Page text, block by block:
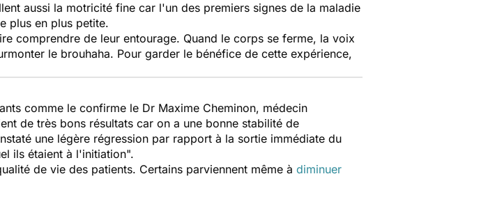
aussi la motricité fine car l'un des premiers signes de la maladie
plus en plus petite.
comprendre de leur entourage. Quand le corps se ferme, la voix
le brouhaha. Pour garder le bénéfice de cette expérience,
comme le confirme le Dr Maxime Cheminon, médecin
de très bons résultats car on a une bonne stabilité de
une légère régression par rapport à la sortie immédiate du
ils étaient à l'initiation".
de vie des patients. Certains parviennent même à diminuer